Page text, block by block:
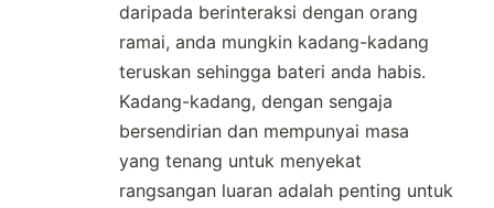
daripada berinteraksi dengan orang
ramai, anda mungkin kadang-kadang
teruskan sehingga bateri anda habis.
Kadang-kadang, dengan sengaja
bersendirian dan mempunyai masa
yang tenang untuk menyekat
rangsangan luaran adalah penting untuk